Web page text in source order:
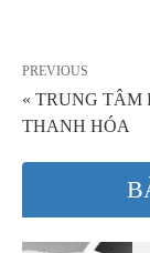
PREVIOUS
« TRUNG TÂM
THANH HÓA